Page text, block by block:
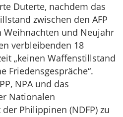
Duterte, nachdem das
zwischen den AFP
Weihnachten und Neujahr
verbleibenden 18
„keinen Waffenstillstand
Friedensgespräche“.
NPA und das
Nationalen
Philippinen (NDFP) zu